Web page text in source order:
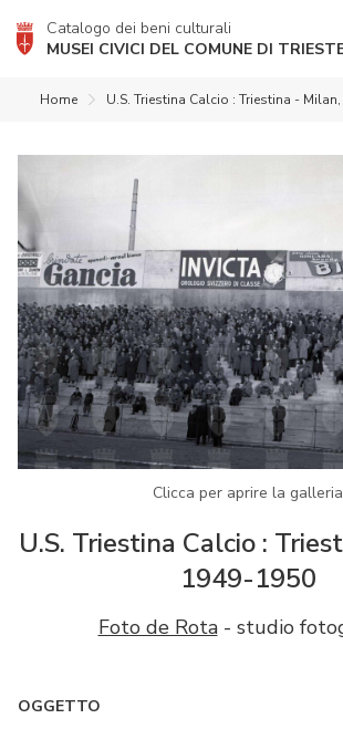
Catalogo dei beni culturali
MUSEI CIVICI DEL COMUNE DI
Home U.S. Triestina Calcio : Triestina -
Clicca per aprire la galleria
U.S. Triestina Calcio :
1949-1950
Foto de Rota- studio
OGGETTO